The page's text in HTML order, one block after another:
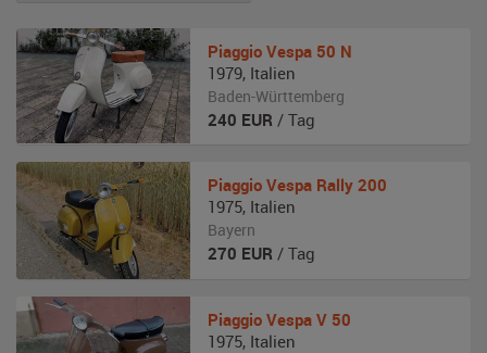
Piaggio Vespa 50 N
1979, Italien
Baden-Württemberg
240 EUR / Tag
Piaggio Vespa Rally 200
1975, Italien
Bayern
270 EUR / Tag
Piaggio Vespa V 50
1975, Italien